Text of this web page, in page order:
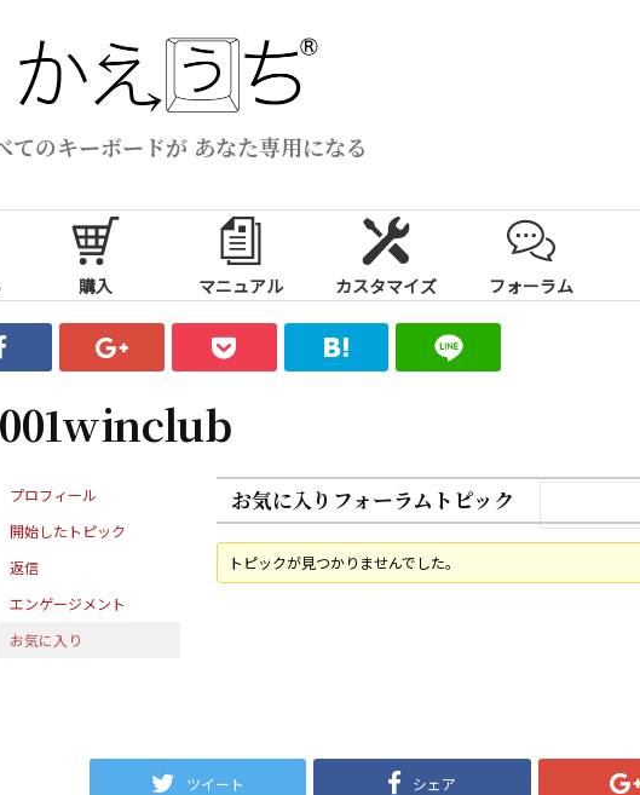
てのキーボードが あなた専用になる
購入 マニュアル カスタマイズ フォーラム
001winclub
プロフィール
開始したトピック
返信
エンゲージメント
お気に入り
お気に入りフォーラムトピック
トピックが見つかりませんでした。
ツイート シェア